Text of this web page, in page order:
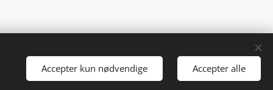
Accepter kun nødvendige Accepter alle